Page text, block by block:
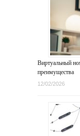
Виртуальный
преимущества
12/02/2026